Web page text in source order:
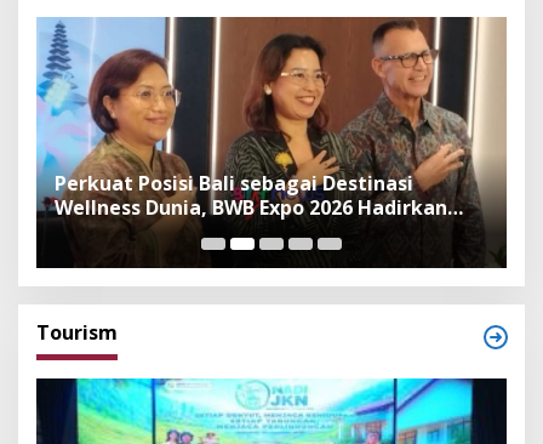
Perkuat Posisi Bali sebagai Destinasi
Wellness Dunia, BWB Expo 2026 Hadirkan
Exhibitor Nasional dan Global
Tourism